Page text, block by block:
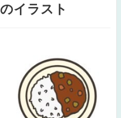
のイラスト